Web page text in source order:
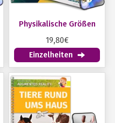
Physikalische Größen
19,80€
Einzelheiten